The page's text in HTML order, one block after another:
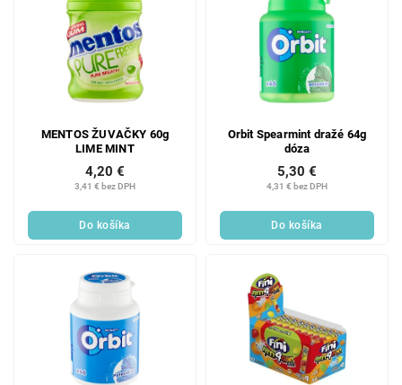
MENTOS ŽUVAČKY 60g
LIME MINT
3,41 € bez DPH
4,20 €
Do košíka
Orbit Spearmint dražé 64g
dóza
4,31 € bez DPH
5,30 €
Do košíka